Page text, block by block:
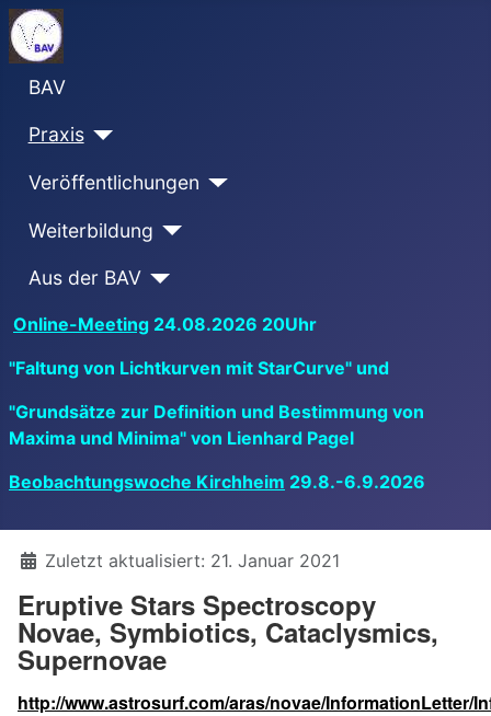
BAV
Praxis
Veröffentlichungen
Weiterbildung
Aus der BAV
Online-Meeting 24.08.2026 20Uhr
"Faltung von Lichtkurven mit StarCurve" und
"Grundsätze zur Definition und Bestimmung von
Maxima und Minima" von Lienhard Pagel
Beobachtungswoche Kirchheim 29.8.-6.9.2026
DetailsZuletzt aktualisiert: 21. Januar 2021
Eruptive Stars Spectroscopy
Novae, Symbiotics, Cataclysmics,
Supernovae
http://www.astrosurf.com/aras/novae/InformationLetter/